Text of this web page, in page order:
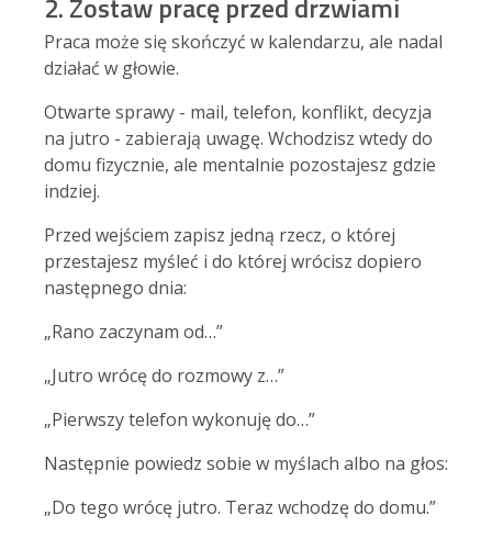
Praca może się skończyć w kalendarzu, ale nadal
działać w głowie.
Otwarte sprawy - mail, telefon, konflikt, decyzja
na jutro - zabierają uwagę. Wchodzisz wtedy do
domu fizycznie, ale mentalnie pozostajesz gdzie
indziej.
Przed wejściem zapisz jedną rzecz, o której
przestajesz myśleć i do której wrócisz dopiero
następnego dnia:
„Rano zaczynam od…”
„Jutro wrócę do rozmowy z…”
„Pierwszy telefon wykonuję do…”
Następnie powiedz sobie w myślach albo na głos:
„Do tego wrócę jutro. Teraz wchodzę do domu.”